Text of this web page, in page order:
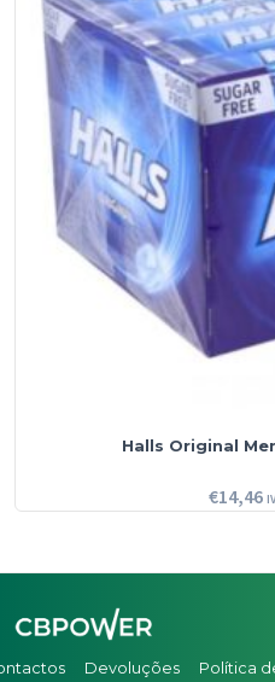
Halls Original
€14,46
Devoluções Política